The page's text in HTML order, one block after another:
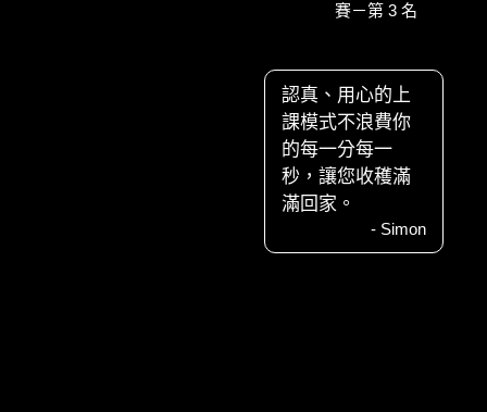
賽－第 3 名
認真、用心的上
課模式不浪費你
的每一分每一
秒，讓您收穫滿
滿回家。
- Simon